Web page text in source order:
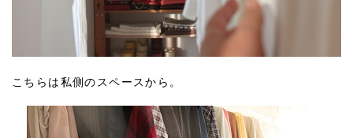
こちらは私側のスペースから。